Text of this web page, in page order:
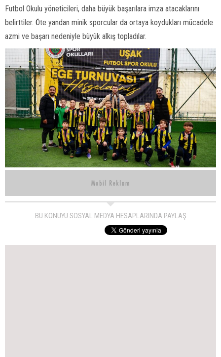
Futbol Okulu yöneticileri, daha büyük başarılara imza atacaklarını
belirttiler. Öte yandan minik sporcular da ortaya koydukları mücadele
azmi ve başarı nedeniyle büyük alkış topladılar.
BU KONUYU SOSYAL MEDYA HESAPLARINDA PAYLAŞ